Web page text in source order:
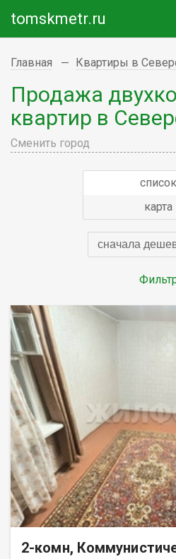
tomskmetr.ru
Главная Квартиры в
Продажа
квартир в
Сменить город
список
карта
сначала
2-комн,